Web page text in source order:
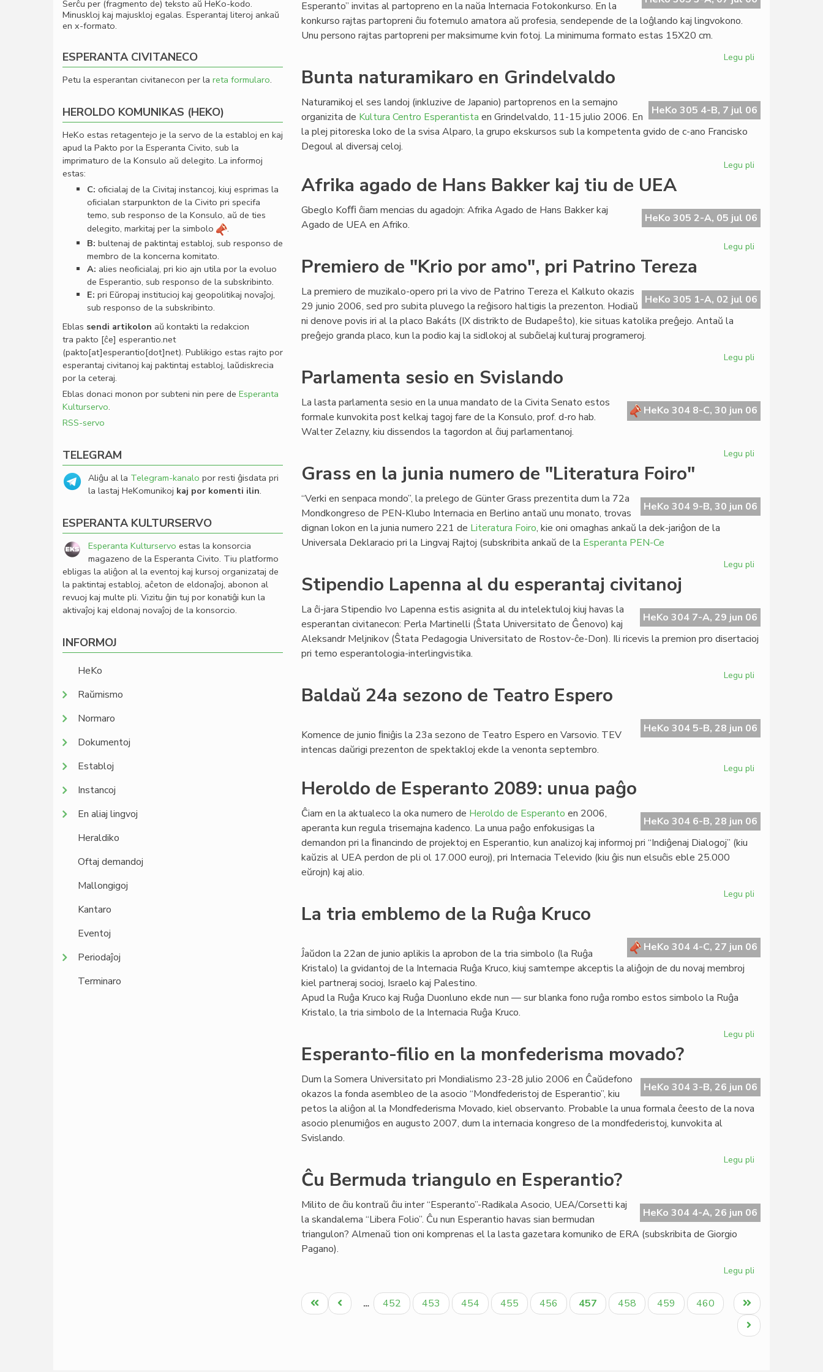
Esperanto” invitas al partopreno en la naŭa Internacia Fotokonkurso. En la
konkurso rajtas partopreni ĉiu fotemulo amatora aŭ profesia, sendepende de la loĝlando kaj lingvokono.
Unu persono rajtas partopreni per maksimume kvin fotoj. La minimuma formato estas 15X20 cm.
Legu pli
La
Ondo
Bunta naturamikaro en Grindelvaldo
HeKo 305 4-B, 7 jul 06
Naturamikoj el ses landoj (inkluzive de Japanio) partoprenos en la semajno
organizita de Kultura Centro Esperantista en Grindelvaldo, 11-15 julio 2006. En
la plej pitoreska loko de la svisa Alparo, la grupo ekskursos sub la kompetenta gvido de c-ano Francisko
Degoul al diversaj celoj.
Legu pli
Grindelvaldo
Afrika agado de Hans Bakker kaj tiu de UEA
HeKo 305 2-A, 05 jul 06
Gbeglo Koﬃ ĉiam mencias du agadojn: Afrika Agado de Hans Bakker kaj
Agado de UEA en Afriko.
Legu pli
Hans
Bakker
Premiero de "Krio por amo", pri Patrino Tereza
HeKo 305 1-A, 02 jul 06
La premiero de muzikalo-opero pri la vivo de Patrino Tereza el Kalkuto okazis
29 junio 2006, sed pro subita pluvego la reĝisoro haltigis la prezenton. Hodiaŭ
ni denove povis iri al la placo Bakáts (IX distrikto de Budapeŝto), kie situas katolika preĝejo. Antaŭ la
preĝejo granda placo, kun la podio kaj la sidlokoj al subĉielaj kulturaj programeroj.
Legu pli
por
amo",
Parlamenta sesio en Svislando
HeKo 304 8-C, 30 jun 06
La lasta parlamenta sesio en la unua mandato de la Civita Senato estos
formale kunvokita post kelkaj tagoj fare de la Konsulo, prof. d-ro hab.
Walter Zelazny, kiu dissendos la tagordon al ĉiuj parlamentanoj.
Legu pli
Svislando
Grass en la junia numero de "Literatura Foiro"
HeKo 304 9-B, 30 jun 06
“Verki en senpaca mondo”, la prelego de Günter Grass prezentita dum la 72a
Mondkongreso de PEN-Klubo Internacia en Berlino antaŭ unu monato, trovas
dignan lokon en la junia numero 221 de Literatura Foiro, kie oni omaghas ankaŭ la dek-jariĝon de la
Universala Deklaracio pri la Lingvaj Rajtoj (subskribita ankaŭ de la Esperanta PEN-Ce
Legu pli
junia
numero
de
Stipendio Lapenna al du esperantaj civitanoj
HeKo 304 7-A, 29 jun 06
La ĉi-jara Stipendio Ivo Lapenna estis asignita al du intelektuloj kiuj havas la
esperantan civitanecon: Perla Martinelli (Ŝtata Universitato de Ĝenovo) kaj
Aleksandr Meljnikov (Ŝtata Pedagogia Universitato de Rostov-ĉe-Don). Ili ricevis la premion pro disertacioj
pri temo esperantologia-interlingvistika.
Legu pli
du
esperantaj
Baldaŭ 24a sezono de Teatro Espero
HeKo 304 5-B, 28 jun 06
Komence de junio ﬁniĝis la 23a sezono de Teatro Espero en Varsovio. TEV
intencas daŭrigi prezenton de spektakloj ekde la venonta septembro.
Legu pli
de
Teatro
Heroldo de Esperanto 2089: unua paĝo
HeKo 304 6-B, 28 jun 06
Ĉiam en la aktualeco la oka numero de Heroldo de Esperanto en 2006,
aperanta kun regula trisemajna kadenco. La unua paĝo enfokusigas la
demandon pri la ﬁnancindo de projektoj en Esperantio, kun analizoj kaj informoj pri “Indiĝenaj Dialogoj” (kiu
kaŭzis al UEA perdon de pli ol 17.000 euroj), pri Internacia Televido (kiu ĝis nun elsuĉis eble 25.000
eŭrojn) kaj alio.
Legu pli
2089:
unua
La tria emblemo de la Ruĝa Kruco
HeKo 304 4-C, 27 jun 06
Ĵaŭdon la 22an de junio aplikis la aprobon de la tria simbolo (la Ruĝa
Kristalo) la gvidantoj de la Internacia Ruĝa Kruco, kiuj samtempe akceptis la aliĝojn de du novaj membroj
kiel partneraj socioj, Israelo kaj Palestino.
Apud la Ruĝa Kruco kaj Ruĝa Duonluno ekde nun — sur blanka fono ruĝa rombo estos simbolo la Ruĝa
Kristalo, la tria simbolo de la Internacia Ruĝa Kruco.
Legu pli
de
la
Esperanto-filio en la monfederisma movado?
HeKo 304 3-B, 26 jun 06
Dum la Somera Universitato pri Mondialismo 23-28 julio 2006 en Ĉaŭdefono
okazos la fonda asembleo de la asocio “Mondfederistoj de Esperantio”, kiu
petos la aliĝon al la Mondfederisma Movado, kiel observanto. Probable la unua formala ĉeesto de la nova
asocio plenumiĝos en augusto 2007, dum la internacia kongreso de la mondfederistoj, kunvokita al
Svislando.
Legu pli
la
monfederisma
Ĉu Bermuda triangulo en Esperantio?
HeKo 304 4-A, 26 jun 06
Milito de ĉiu kontraŭ ĉiu inter “Esperanto”-Radikala Asocio, UEA/Corsetti kaj
la skandalema “Libera Folio”. Ĉu nun Esperantio havas sian bermudan
triangulon? Almenaŭ tion oni komprenas el la lasta gazetara komuniko de ERA (subskribita de Giorgio
Pagano).
Legu pli
Bermuda
triangulo
en
Esperantio?
Pagination
Unua
paĝo
Antaŭa
paĝo
… Paĝo
452 Paĝo
453 Paĝo
454 Paĝo
455 Paĝo
456
Aktuala
paĝo
457 Paĝo
458 Paĝo
459 Paĝo
460
Last
page
Next
page
Serĉu per (fragmento de) teksto aŭ HeKo-kodo.
Minuskloj kaj majuskloj egalas. Esperantaj literoj ankaŭ
en x-formato.
ESPERANTA CIVITANECO
Petu la esperantan civitanecon per la reta formularo.
HEROLDO KOMUNIKAS (HEKO)
HeKo estas retagentejo je la servo de la establoj en kaj
apud la Pakto por la Esperanta Civito, sub la
imprimaturo de la Konsulo aŭ delegito. La informoj
estas:
C: oﬁcialaj de la Civitaj instancoj, kiuj esprimas la
oﬁcialan starpunkton de la Civito pri specifa
temo, sub responso de la Konsulo, aŭ de ties
delegito, markitaj per la simbolo
.
B: bultenaj de paktintaj establoj, sub responso de
membro de la koncerna komitato.
A: alies neoﬁcialaj, pri kio ajn utila por la evoluo
de Esperantio, sub responso de la subskribinto.
E: pri Eŭropaj institucioj kaj geopolitikaj novaĵoj,
sub responso de la subskribinto.
Eblas sendi artikolon aŭ kontakti la redakcion
tra pakto [ĉe] esperantio.net
(pakto[at]esperantio[dot]net). Publikigo estas rajto por
esperantaj civitanoj kaj paktintaj establoj, laŭdiskrecia
por la ceteraj.
Eblas donaci monon por subteni nin pere de Esperanta
Kulturservo.
RSS-servo
TELEGRAM
Aliĝu al la Telegram-kanalo por resti ĝisdata pri
la lastaj HeKomunikoj kaj por komenti ilin.
ESPERANTA KULTURSERVO
Esperanta Kulturservo estas la konsorcia
magazeno de la Esperanta Civito. Tiu platformo
ebligas la aliĝon al la eventoj kaj kursoj organizataj de
la paktintaj establoj, aĉeton de eldonaĵoj, abonon al
revuoj kaj multe pli. Vizitu ĝin tuj por konatiĝi kun la
aktivaĵoj kaj eldonaj novaĵoj de la konsorcio.
INFORMOJ
HeKo
Raŭmismo
Normaro
Dokumentoj
Establoj
Instancoj
En aliaj lingvoj
Heraldiko
Oftaj demandoj
Mallongigoj
Kantaro
Eventoj
Periodaĵoj
Terminaro